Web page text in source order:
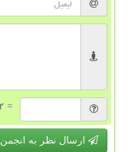
= ۲ بعلاوه ۵
ارسال نظر به انجمن